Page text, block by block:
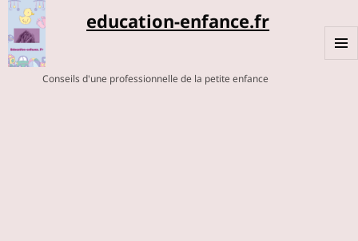
education-enfance.fr
Conseils d'une professionnelle de la petite enfance